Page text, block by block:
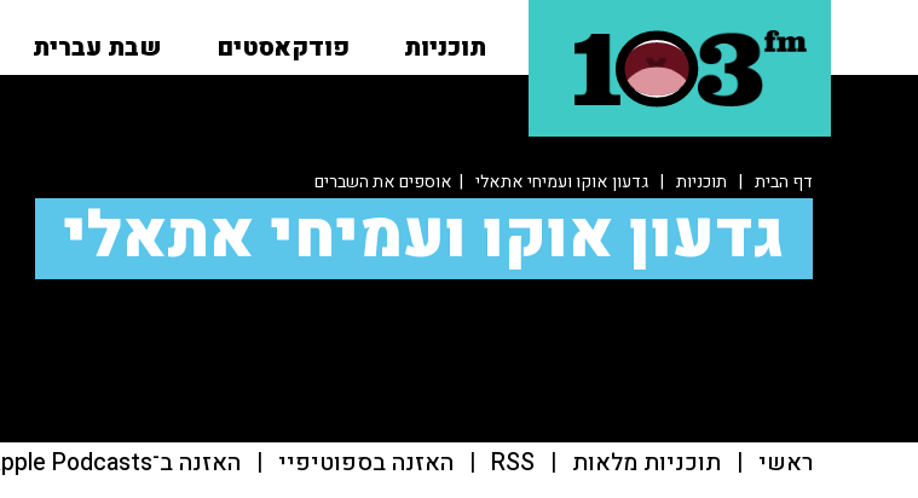
תוכניות פודקאסטים שבת עברית
דף הבית | תוכניות | גדעון אוקו ועמיחי אתאלי | אוספים את השברים
גדעון אוקו ועמיחי אתאלי
ראשי | תוכניות מלאות |
RSS
| האזנה בספוטיפיי | האזנה ב־Apple Podcasts